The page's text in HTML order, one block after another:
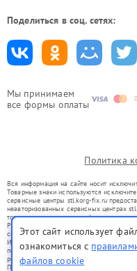
Мы принимаем
все формы оплаты
Поделиться в соц. сетях:
Политика
Вся информация на сайте носит
Товарные знаки используются
сервисные центры stl.korg-fix.ru
неавторизованных сервисных центрах
товарных знаков или их официальными
Ремонт осуществляется для устройств,
со статьей 1487 ГК РФ.
Использование товарных знаков не
потребителей в заблуждение, а служит
ремонту техники указанных брендов.
Представленная на сайте информация не
Этот сайт использует
ознакомиться с
файлов cookie